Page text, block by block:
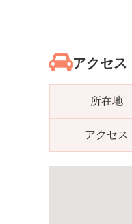
アクセス
所在地
アクセス